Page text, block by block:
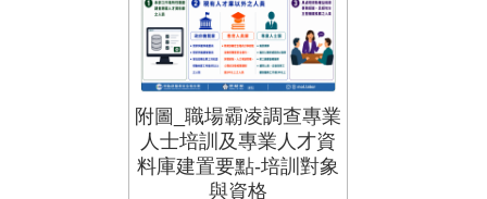
附圖_職場霸凌調查專業
人士培訓及專業人才資
料庫建置要點-培訓對象
與資格